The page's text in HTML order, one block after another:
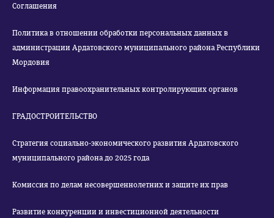
Соглашения
Политика в отношении обработки персональных данных в
администрации Ардатовского муниципального района Республики
Мордовия
Информация правоохранительных контролирующих органов
ГРАДОСТРОИТЕЛЬСТВО
Стратегия социально-экономического развития Ардатовского
муниципального района до 2025 года
Комиссия по делам несовершеннолетних и защите их прав
Развитие конкуренции и инвестиционной деятельности